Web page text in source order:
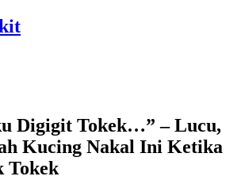
Digigit Tokek…” – Lucu,
Kucing Nakal Ini Ketika
Tokek